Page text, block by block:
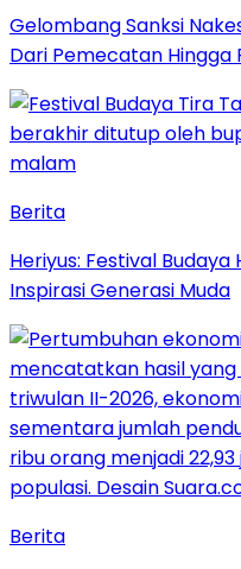
Gelombang Sanksi
Dari Pemecatan Hingga
Berita
Heriyus: Festival Budaya
Inspirasi Generasi Muda
Berita